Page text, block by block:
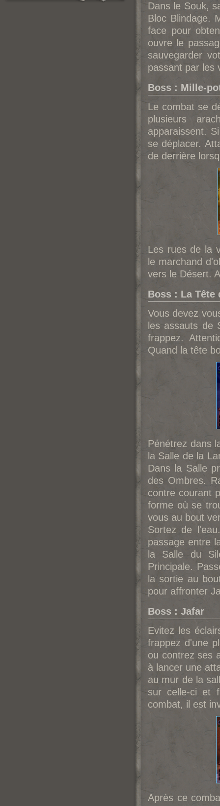
Dans le Souk,
Bloc Blindage.
face pour
ouvre le
sauvegarder
passant par les
Boss : Mille-
Le combat se
plusieurs
apparaissent.
se déplacer.
de derrière
Les rues de la
le marchand
vers le Désert.
Boss : La Tête
Vous devez
les assauts de
frappez.
Quand la tête
Pénétrez dans
la Salle de la
Dans la Salle
des Ombres.
contre courant
forme où se
vous au bout
Sortez de
passage entre
la Salle du
Principale.
la sortie au
pour affronter
Boss : Jafar
Evitez les
frappez d'une
ou contrez ses
à lancer une
au mur de la
sur celle-ci et
combat, il est
Après ce